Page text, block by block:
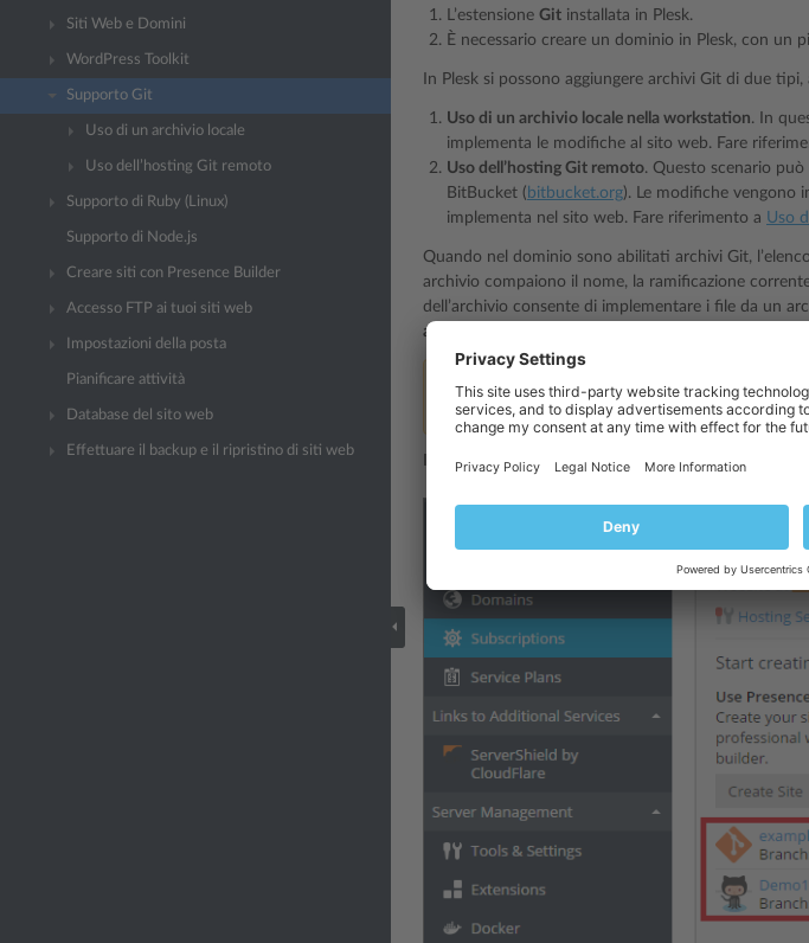
Siti Web e Domini
WordPress Toolkit
Supporto Git
Uso di un archivio locale
Uso dell’hosting Git remoto
Supporto di Ruby (Linux)
Supporto di Node.js
Creare siti con Presence Builder
Accesso FTP ai tuoi siti web
Impostazioni della posta
Pianificare attività
Database del sito web
Effettuare il backup e il ripristino di siti web
L’estensione Git installata in Plesk.
È necessario creare un dominio in Plesk, con un
In Plesk si possono aggiungere archivi Git di due
Uso di un archivio locale nella workstation. In
implementa le modifiche al sito web. Fare
Uso dell’hosting Git remoto. Questo scenario
BitBucket ( bitbucket.org). Le modifiche vengono
implementa nel sito web. Fare riferimento a Uso
Quando nel dominio sono abilitati archivi Git,
archivio compaiono il nome, la ramificazione
dell’archivio consente di implementare i file da un
aggiornamenti
Nota:
attualmente, gli archivi Git ospitati in Plesk
non è consentito.
Il link Git consente di gestire gli archivi Git del